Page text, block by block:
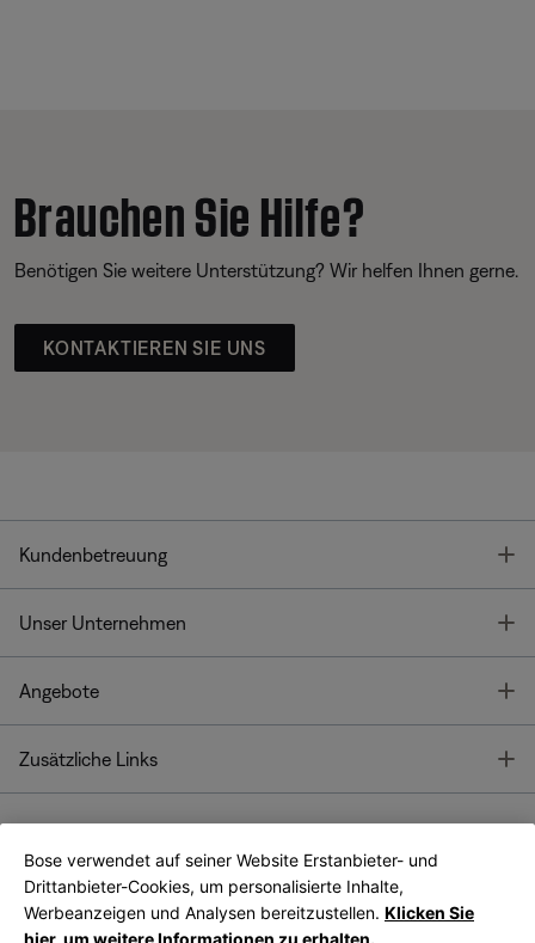
Brauchen Sie Hilfe?
Benötigen Sie weitere Unterstützung? Wir helfen Ihnen gerne.
KONTAKTIEREN SIE UNS
Kundenbetreuung
Unser Unternehmen
Angebote
Zusätzliche Links
Bose App
Bose Connect
App
Bose verwendet auf seiner Website Erstanbieter- und
Drittanbieter-Cookies, um personalisierte Inhalte,
Werbeanzeigen und Analysen bereitzustellen. Klicken Sie
hier, um weitere Informationen zu erhalten.